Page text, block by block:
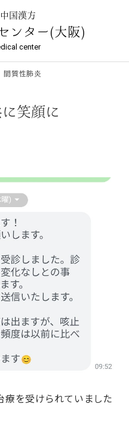
国漢方
ンター(大阪)
center
間質性肺炎
笑顔に
を受けられていました